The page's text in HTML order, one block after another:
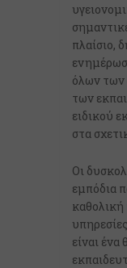
πλαίσιο,
όλων των
των
ειδικού
στα
Οι
εμπόδια
καθολική
είναι